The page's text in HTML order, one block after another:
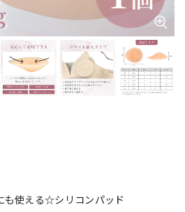
も使える☆シリコンパッド